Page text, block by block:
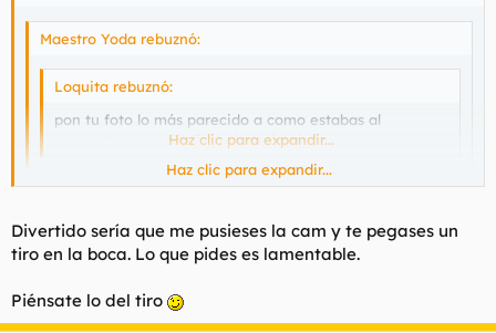
Maestro Yoda rebuznó:
Loquita rebuznó:
pon tu foto lo más parecido a como estabas al
encuentro con la señora de la limpieza
Haz clic para expandir...
sí, que son divertidas :pla
Haz clic para expandir...
Divertido sería que me pusieses la cam y te pegases un
tiro en la boca. Lo que pides es lamentable.
Piénsate lo del tiro